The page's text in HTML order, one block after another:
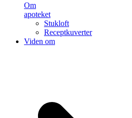
Om
apoteket
Stukloft
Receptkuverter
Viden om